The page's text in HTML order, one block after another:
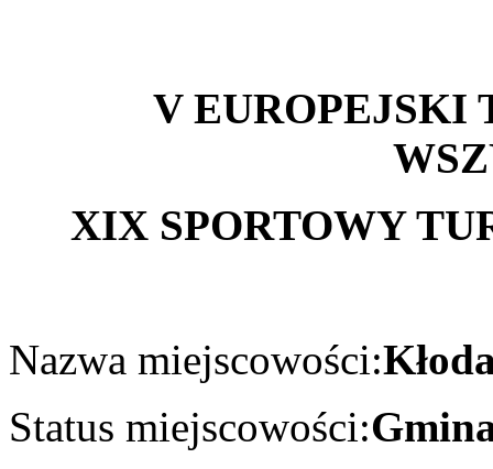
V EUROPEJSKI
XIX SPORTOWY
Nazwa miejscowości:
Status miejscowości: